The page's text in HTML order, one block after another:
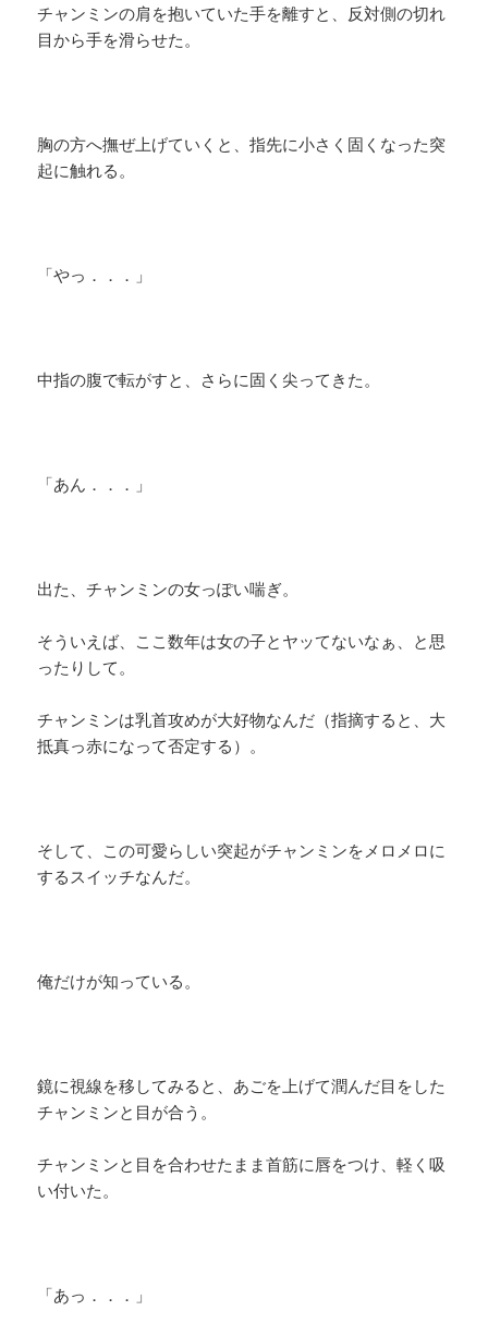
チャンミンの肩を抱いていた手を離すと、反対側の切れ
目から手を滑らせた。
胸の方へ撫ぜ上げていくと、指先に小さく固くなった突
起に触れる。
「やっ．．．」
中指の腹で転がすと、さらに固く尖ってきた。
「あん．．．」
出た、チャンミンの女っぽい喘ぎ。
そういえば、ここ数年は女の子とヤッてないなぁ、と思
ったりして。
チャンミンは乳首攻めが大好物なんだ（指摘すると、大
抵真っ赤になって否定する）。
そして、この可愛らしい突起がチャンミンをメロメロに
するスイッチなんだ。
俺だけが知っている。
鏡に視線を移してみると、あごを上げて潤んだ目をした
チャンミンと目が合う。
チャンミンと目を合わせたまま首筋に唇をつけ、軽く吸
い付いた。
「あっ．．．」